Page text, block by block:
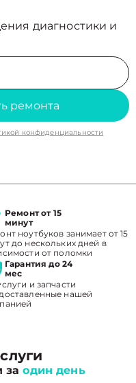
диагностики и
ремонта
конфиденциальности
Ремонт от 15
минут
ноутбуков занимает от 15
до нескольких дней в
от поломки
Гарантия до 24
мес
и запчасти
нашей
заодин день